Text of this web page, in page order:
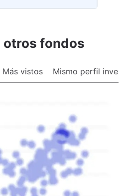
otros fondos
Más vistos Mismo perfil